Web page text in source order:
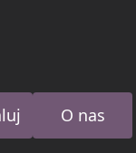
O nas